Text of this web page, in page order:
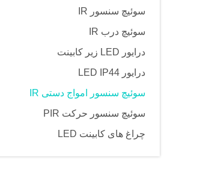
سوئیچ سنسور IR
سوئیچ درب IR
درایور LED زیر کابینت
درایور LED IP44
سوئیچ سنسور امواج دستی IR
سوئیچ سنسور حرکت PIR
چراغ های کابینت LED